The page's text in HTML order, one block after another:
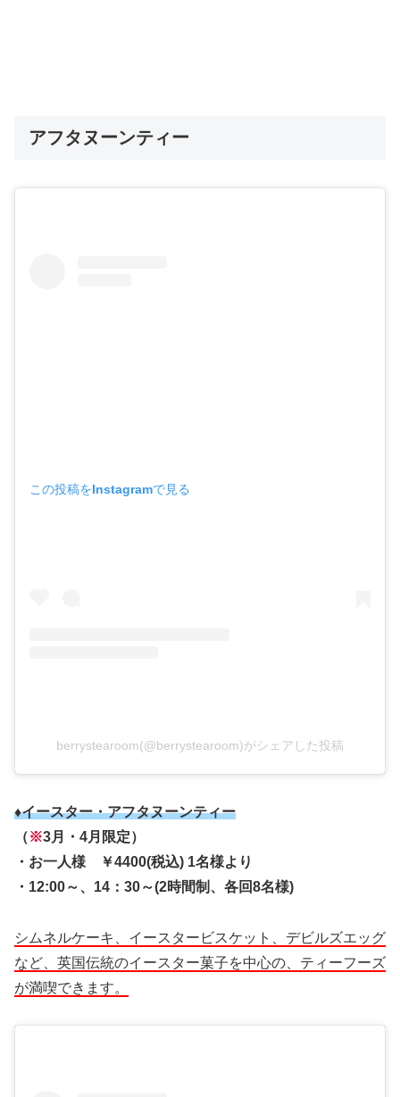
アフタヌーンティー
この投稿をInstagramで見る
berrystearoom(@berrystearoom)がシェアした投稿
♦イースター・アフタヌーンティー
（※3月・4月限定）
・お一人様 ￥4400(税込) 1名様より
・12:00～、14：30～(2時間制、各回8名様)
シムネルケーキ、イースタービスケット、デビルズエッグ
など、英国伝統のイースター菓子を中心の、ティーフーズ
が満喫できます。